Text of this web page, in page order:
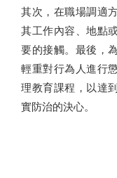
其次，在職場調適
其工作內容、地點
要的接觸。最後，
輕重對行為人進行
理教育課程，以達
實防治的決心。